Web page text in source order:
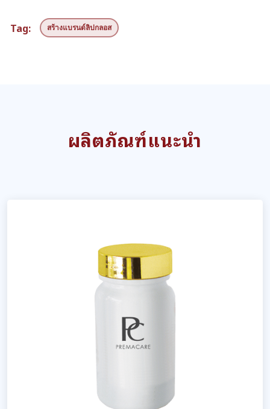
Tag: สร้างแบรนด์ลิปกลอส
ผลิตภัณฑ์แนะนำ